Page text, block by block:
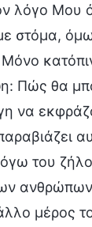
λόγο Μου
στόμα,
Πώς θα
να
του
μέρος